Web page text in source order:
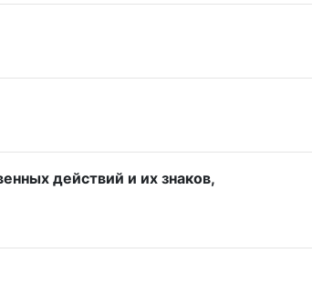
действий и их знаков,